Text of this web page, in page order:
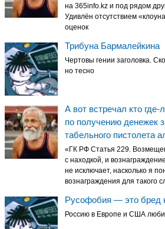
на 365info.kz и под рядом
Удивлён отсутствием
оценок
Трибуна Бармалейкина
Чертовы гении заголовка.
но тесно
А вот встречал кто где-
по получению денежек
табельного пистолета
«ГК РФ Статья 229.
с находкой, и
не исключает, насколько я
вознаграждения для такого
Русофобия — это бред
Россию в Европе и США